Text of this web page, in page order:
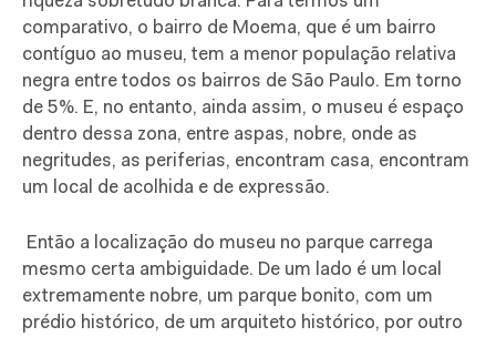
comparativo, o bairro de Moema, que é um bairro
contíguo ao museu, tem a menor população relativa
negra entre todos os bairros de São Paulo. Em torno
de 5%. E, no entanto, ainda assim, o museu é espaço
dentro dessa zona, entre aspas, nobre, onde as
negritudes, as periferias, encontram casa, encontram
um local de acolhida e de expressão.
Então a localização do museu no parque carrega
mesmo certa ambiguidade. De um lado é um local
extremamente nobre, um parque bonito, com um
prédio histórico, de um arquiteto histórico, por outro